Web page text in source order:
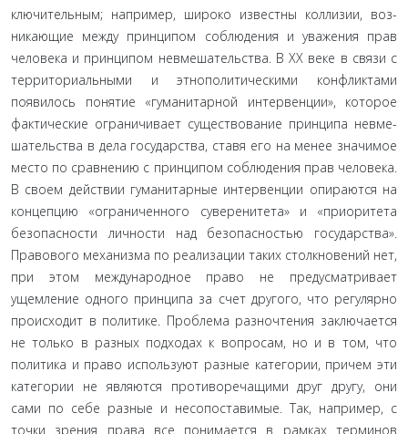
ключительным; например, широко известны коллизии, воз­
никающие между принципом соблюдения и уважения прав
человека и принципом невмешательства. В XX веке в связи с
территориальными и этнополитическими конфликтами
появилось понятие «гуманитарной интервенции», которое
фактические ограничивает существование принципа невме­
шательства в дела государства, ставя его на менее значимое
место по сравнению с принципом соблюдения прав человека.
В своем действии гуманитарные интервенции опираются на
концепцию «ограниченного суверенитета» и «приоритета
без­опасности личности над безопасностью государства».
Право­вого механизма по реализации таких столкновений нет,
при этом международное право не предусматривает
ущемление одного принципа за счет другого, что регулярно
происходит в политике. Проблема разночтения заключается
не только в разных подходах к вопросам, но и в том, что
политика и право используют разные категории, причем эти
категории не явля­ются противоречащими друг другу, они
сами по себе разные и несопоставимые. Так, например, с
точки зрения права все понимается в рамках терминов